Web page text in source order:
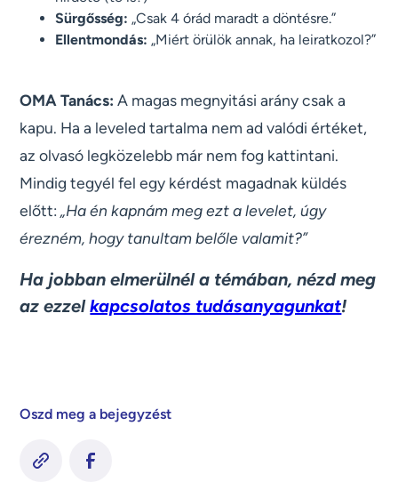
Sürgősség: „Csak 4 órád maradt a döntésre.”
Ellentmondás: „Miért örülök annak, ha leiratkozol?”
OMA Tanács: A magas megnyitási arány csak a
kapu. Ha a leveled tartalma nem ad valódi értéket,
az olvasó legközelebb már nem fog kattintani.
Mindig tegyél fel egy kérdést magadnak küldés
előtt:„Ha én kapnám meg ezt a levelet, úgy
érezném, hogy tanultam belőle valamit?”
Ha jobban elmerülnél a témában, nézd meg
az ezzelkapcsolatos tudásanyagunkat!
Oszd meg a bejegyzést